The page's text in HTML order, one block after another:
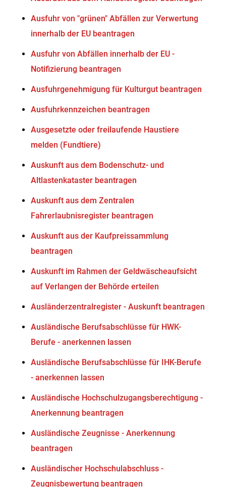
Ausfuhr von "grünen" Abfällen zur Verwertung
innerhalb der EU beantragen
Ausfuhr von Abfällen innerhalb der EU -
Notifizierung beantragen
Ausfuhrgenehmigung für Kulturgut beantragen
Ausfuhrkennzeichen beantragen
Ausgesetzte oder freilaufende Haustiere
melden (Fundtiere)
Auskunft aus dem Bodenschutz- und
Altlastenkataster beantragen
Auskunft aus dem Zentralen
Fahrerlaubnisregister beantragen
Auskunft aus der Kaufpreissammlung
beantragen
Auskunft im Rahmen der Geldwäscheaufsicht
auf Verlangen der Behörde erteilen
Ausländerzentralregister - Auskunft beantragen
Ausländische Berufsabschlüsse für HWK-
Berufe - anerkennen lassen
Ausländische Berufsabschlüsse für IHK-Berufe
- anerkennen lassen
Ausländische Hochschulzugangsberechtigung -
Anerkennung beantragen
Ausländische Zeugnisse - Anerkennung
beantragen
Ausländischer Hochschulabschluss -
Zeugnisbewertung beantragen